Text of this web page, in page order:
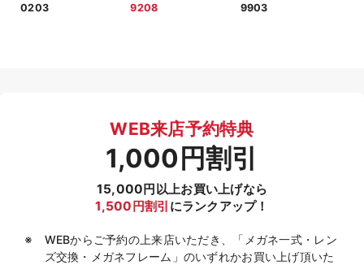
0203 9208 9903
WEB来店予約特典
1,000円割引
15,000円以上お買い上げなら
1,500円割引 にランクアップ！
WEBからご予約の上来店いただき、「メガネ一式・レン
ズ交換・メガネフレーム」のいずれかお買い上げ頂いた